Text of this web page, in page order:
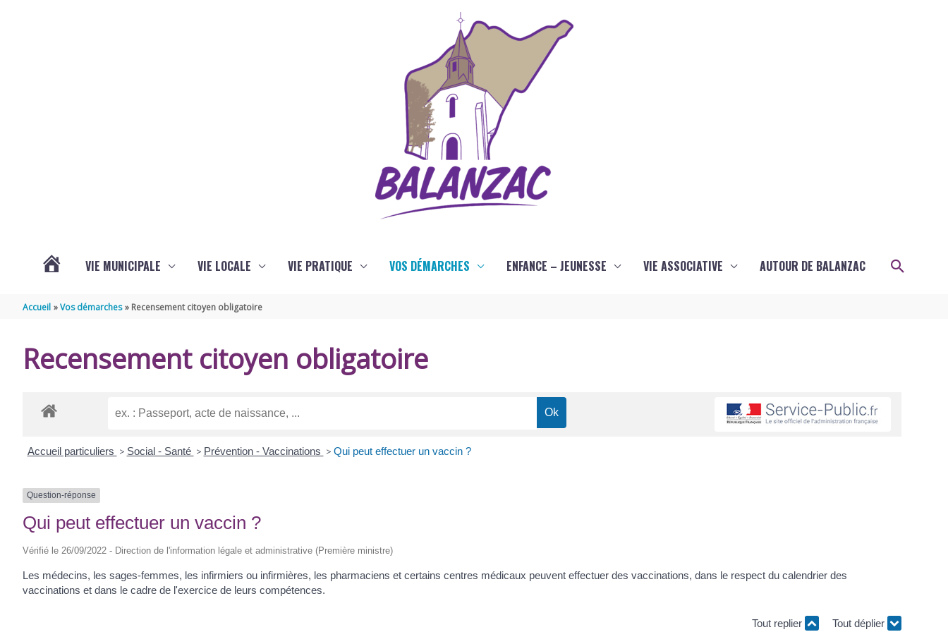
VIE MUNICIPALE VIE LOCALE VIE PRATIQUE VOS DÉMARCHES ENFANCE – JEUNESSE VIE ASSOCIATIVE AUTOUR DE BALANZAC
Accueil Vos démarches Recensement citoyen obligatoire
Recensement citoyen obligatoire
Accueil particuliers > Social - Santé > Prévention - Vaccinations > Qui peut effectuer un vaccin ?
Question-réponse
Qui peut effectuer un vaccin ?
Vérifié le 26/09/2022 - Direction de l'information légale et administrative (Première ministre)
Les médecins, les sages-femmes, les infirmiers ou infirmières, les pharmaciens et certains centres médicaux peuvent effectuer des vaccinations, dans le respect du calendrier des
vaccinations et dans le cadre de l'exercice de leurs compétences.
Tout replier Tout déplier